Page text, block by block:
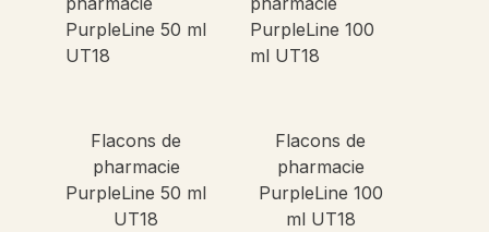
Flacons de
pharmacie
PurpleLine 50 ml
UT18
Flacons de
pharmacie
PurpleLine 100
ml UT18